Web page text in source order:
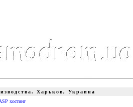
Харьков, Украина
хостинг